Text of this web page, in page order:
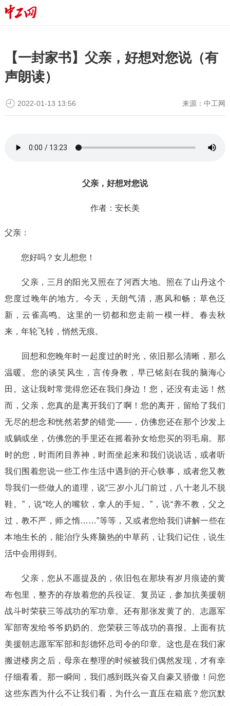
【一封家书】父亲，好想对您说（有
声朗读）
来源：中工网
2022-01-13 13:56
父亲，好想对您说
作者：安长美
父亲：
您好吗？女儿想您！
父亲，三月的阳光又照在了河西大地。照在了山丹这个
您度过晚年的地方。今天，天朗气清，惠风和畅；草色泛
新，云雀高鸣。这里的一切都和您走前一模一样。春去秋
来，年轮飞转，悄然无痕。
回想和您晚年时一起度过的时光，依旧那么清晰，那么
温暖。您的谈笑风生，言传身教，早已铭刻在我的脑海心
田。这让我时常觉得您还在我们身边！您，还没有走远！然
而，父亲，您真的是离开我们了啊！您的离开，留给了我们
无尽的想念和恍然若梦的错觉——，仿佛您还在那个沙发上
或躺或坐，仿佛您的手里还在摇着孙女给您买的羽毛扇。那
时的您，时而闭目养神，时而坐起来和我们说说话，或者听
我们围着您说一些工作生活中遇到的开心轶事，或者您又教
导我们一些做人的道理，说“三岁小儿门前过，八十老儿不脱
鞋。”，说“吃人的嘴软，拿人的手短。”，说“养不教，父之
过，教不严，师之惰……”等等，又或者您给我们讲解一些在
本地生长的，能治疗头疼脑热的中草药，让我们记住，说生
活中会用得到。
父亲，您从不愿提及的，依旧包在那块有岁月痕迹的黄
布包里，整齐的存放着您的兵役证、复员证，参加抗美援朝
战斗时荣获三等战功的军功章。还有那张发黄了的、志愿军
军部寄发给爷爷奶奶的、您荣获三等战功的喜报。上面有抗
美援朝志愿军军部和彭德怀总司令的印章。这也是在我们家
搬进楼房之后，母亲在整理的时候被我们偶然发现，才有幸
仔细看看。那一瞬间，我们感到既兴奋又自豪又骄傲！问您
这些东西为什么不让我们看，为什么一直压在箱底？您沉默